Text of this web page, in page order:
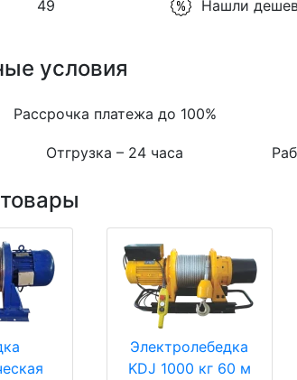
49 Нашли
условия
Рассрочка платежа до 100%
Отгрузка – 24 часа
Электролебедка
KDJ 1000 кг 60 м